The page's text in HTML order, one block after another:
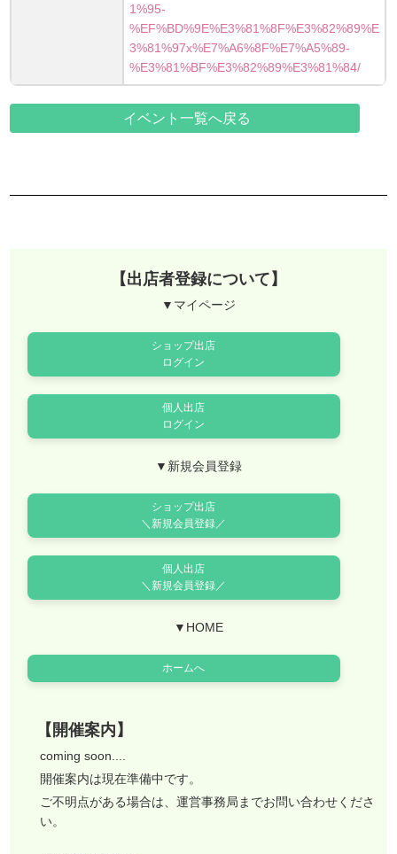
1%95-
%EF%BD%9E%E3%81%8F%E3%82%89%E
3%81%97x%E7%A6%8F%E7%A5%89-
%E3%81%BF%E3%82%89%E3%81%84/
イベント一覧へ戻る
【出店者登録について】
▼マイページ
ショップ出店
ログイン
個人出店
ログイン
▼新規会員登録
ショップ出店
＼新規会員登録／
個人出店
＼新規会員登録／
▼HOME
ホームへ
【開催案内】
coming soon....
開催案内は現在準備中です。
ご不明点がある場合は、運営事務局までお問い合わせくださ
い。